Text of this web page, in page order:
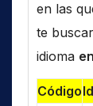
en las
te
idioma
Código